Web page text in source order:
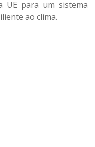
UE para um sistema
ao clima.